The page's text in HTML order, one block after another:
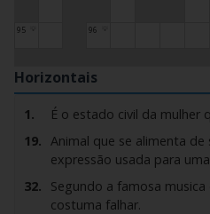
95 96
Horizontais
1. É o estado civil da mulher
19. Animal que se alimenta
expressão usada para
32.
Segundo a famosa
costuma falhar.